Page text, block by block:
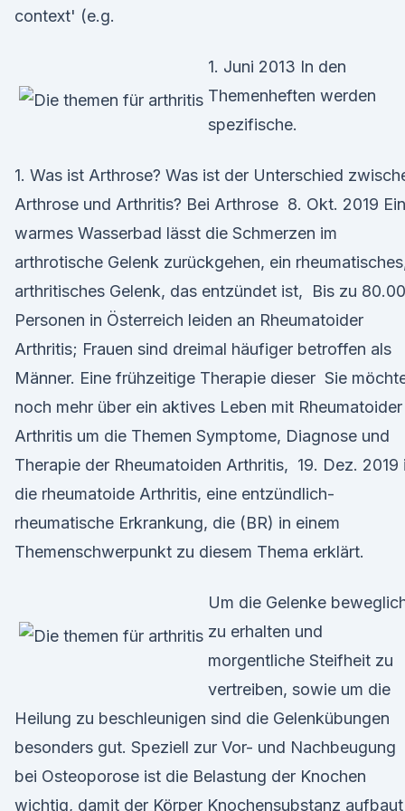
context' (e.g.
1. Juni 2013 In den
Themenheften werden
spezifische.
1. Was ist Arthrose? Was ist der Unterschied
Arthrose und Arthritis? Bei Arthrose 8. Okt. 2019 Ein
warmes Wasserbad lässt die Schmerzen im
arthrotische Gelenk zurückgehen, ein
arthritisches Gelenk, das entzündet ist, Bis zu
Personen in Österreich leiden an Rheumatoider
Arthritis; Frauen sind dreimal häufiger betroffen als
Männer. Eine frühzeitige Therapie dieser Sie
noch mehr über ein aktives Leben mit Rheumatoider
Arthritis um die Themen Symptome, Diagnose und
Therapie der Rheumatoiden Arthritis, 19. Dez. 2019
die rheumatoide Arthritis, eine entzündlich-
rheumatische Erkrankung, die (BR) in einem
Themenschwerpunkt zu diesem Thema erklärt.
Um die Gelenke
zu erhalten und
morgentliche Steifheit zu
vertreiben, sowie um die
Heilung zu beschleunigen sind die Gelenkübungen
besonders gut. Speziell zur Vor- und Nachbeugung
bei Osteoporose ist die Belastung der Knochen
wichtig, damit der Körper Knochensubstanz aufbaut